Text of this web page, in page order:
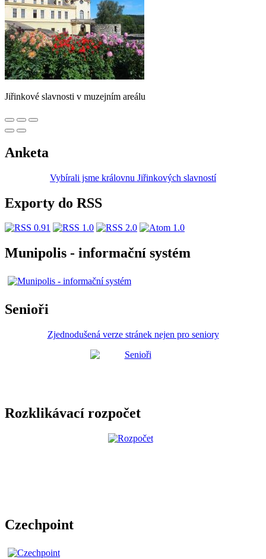
Jiřinkové slavnosti v muzejním areálu
Anketa
Vybírali jsme královnu Jiřinkových slavností
Exporty do RSS
Munipolis - informační systém
Senioři
Zjednodušená verze stránek nejen pro seniory
Rozklikávací rozpočet
Czechpoint